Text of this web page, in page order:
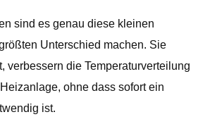
sind es genau diese kleinen
Unterschied machen. Sie
verbessern die Temperaturverteilung
ohne dass sofort ein
ist.